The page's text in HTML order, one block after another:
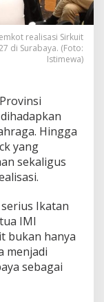
realisasi Sirkuit
di Surabaya. (Foto:
Istimewa)
Hingga
yang
sekaligus
Ikatan
IMI
bukan hanya
menjadi
sebagai